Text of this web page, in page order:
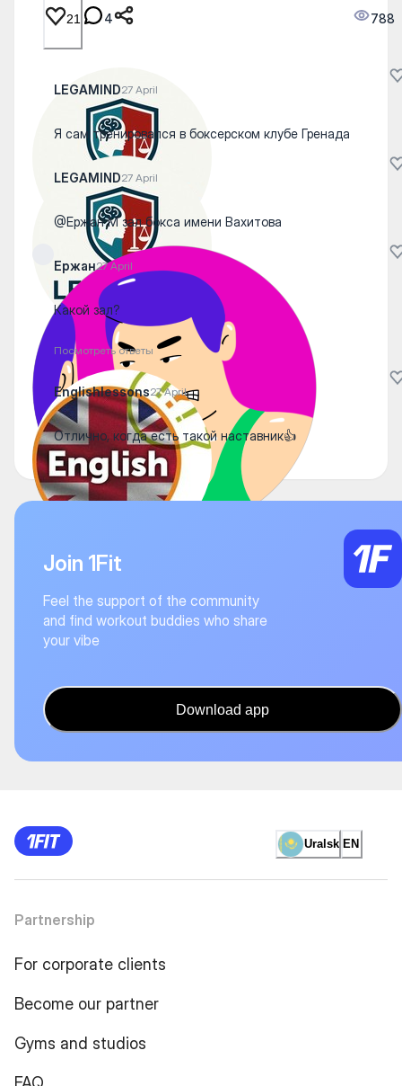
21 4 788
LEGAMIND27 April
Я сам тренировался в боксерском клубе Гренада
LEGAMIND27 April
@Ержан М зал бокса имени Вахитова
Ержан27 April
Какой зал?
Посмотреть ответы
Englishlessons27 April
Отлично, когда есть такой наставник👍
Join 1Fit
Feel the support of the community
and find workout buddies who share
your vibe
Download app
Uralsk EN
Partnership
For corporate clients
Become our partner
Gyms and studios